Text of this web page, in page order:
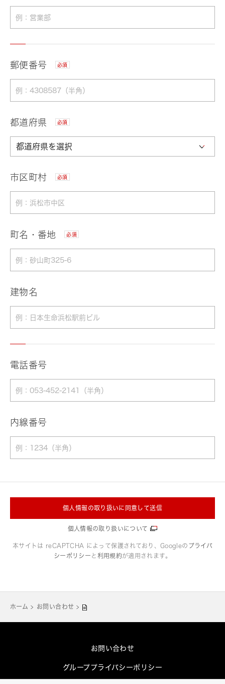
郵便番号 必須
都道府県 必須
市区町村 必須
町名・番地 必須
建物名
電話番号
内線番号
個人情報の取り扱いに同意して送信
個人情報の取り扱いについて
本サイトは reCAPTCHA によって保護されており、Googleの プライバ
シーポリシー と 利用規約が適用されます。
ホーム お問い合わせ
お問い合わせ
グループプライバシーポリシー